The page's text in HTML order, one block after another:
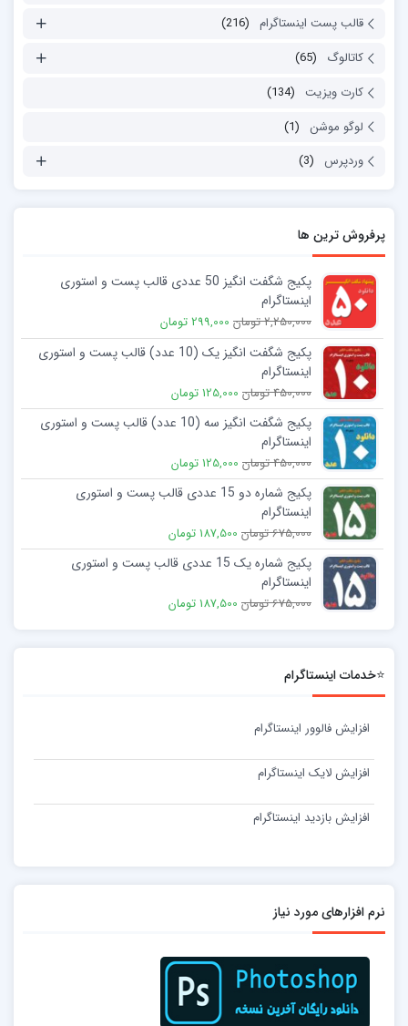
قالب پست اینستاگرام (216)
کاتالوگ
(65)
کارت ویزیت
(134)
لوگو موشن
(1)
وردپرس
(3)
پرفروش ترین ها
پکیج شگفت انگیز 50 عددی قالب پست و استوری
اینستاگرام
2,250,000 تومان 299,000 تومان
پکیج شگفت انگیز یک (10 عدد) قالب پست و استوری
اینستاگرام
450,000 تومان 125,000 تومان
پکیج شگفت انگیز سه (10 عدد) قالب پست و استوری
اینستاگرام
450,000 تومان 125,000 تومان
پکیج شماره دو 15 عددی قالب پست و استوری
اینستاگرام
675,000 تومان 187,500 تومان
پکیج شماره یک 15 عددی قالب پست و استوری
اینستاگرام
675,000 تومان 187,500 تومان
⭐خدمات اینستاگرام
افزایش فالوور اینستاگرام
افزایش لایک اینستاگرام
افزایش بازدید اینستاگرام
نرم افزارهای مورد نیاز